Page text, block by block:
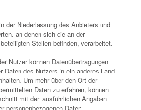
der Niederlassung des Anbieters und
an denen sich die an der
Stellen befinden, verarbeitet.
Nutzer können Datenübertragungen
Daten des Nutzers in ein anderes Land
Um mehr über den Ort der
Daten zu erfahren, können
mit den ausführlichen Angaben
personenbezogenen Daten